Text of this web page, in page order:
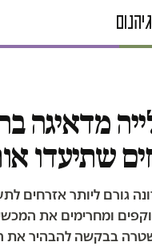
מדאיגה
שתיעדו
גורם ליותר אזרחים
ומחרימים את
בבקשה להבהיר את